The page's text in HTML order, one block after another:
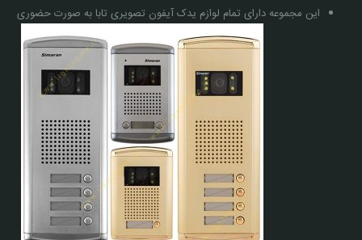
این مجموعه دارای تمام لوازم یدک آیفون تصویری تابا به صورت حضوری